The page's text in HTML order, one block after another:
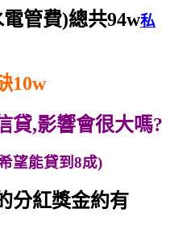
管費)總共94w私
10w
貸,影響會很大嗎?
望能貸到8成)
分紅獎金約有